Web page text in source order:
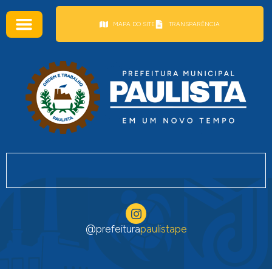
MAPA DO SITE TRANSPARÊNCIA
@prefeiturapaulistape